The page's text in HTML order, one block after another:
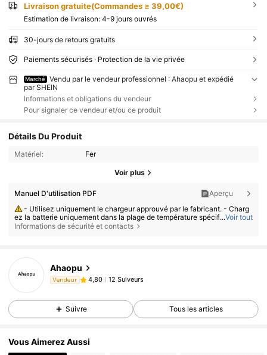
Livraison gratuite(Commandes ≥ 39,00€)
Estimation de livraison: 4-9 jours ouvrés
30-jours de retours gratuits
Paiements sécurisés · Protection de la vie privée
Marché
Vendu par le vendeur professionnel : Ahaopu et expédié
par SHEIN
Informations et obligations du vendeur
Pour signaler ce vendeur et/ou ce produit
Détails Du Produit
Matériel: Fer
Voir plus
Manuel D'utilisation PDF
Aperçu
- Utilisez uniquement le chargeur approuvé par le fabricant. - Charg
ez la batterie uniquement dans la plage de température spécifiée.
- Remplacer la pile par un modèle incorrect peut provoquer un incen
basse peut provoquer une explosion ou une fuite de liquide ou de gaz in
flammable.
...Voir tout
Informations de sécurité et contacts
Ahaopu
Vendeur 4,80 12 Suiveurs
Suivre Tous les articles
Vous Aimerez Aussi